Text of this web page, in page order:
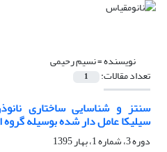
نویسنده =نسیم رحیمی
تعداد مقالات: 1
سنتز و شناسایی ساختاری
سیلیکا عامل دار شده بوسیله گروه
دوره 3، شماره 1، بهار 1395